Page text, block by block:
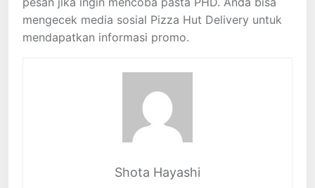
mengecek media sosial Pizza Hut Delivery untuk
mendapatkan informasi promo.
Shota Hayashi